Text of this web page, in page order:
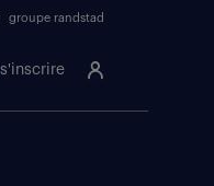
s'inscrire
groupe randstad